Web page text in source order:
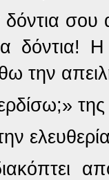
δόντια
δόντια!
την